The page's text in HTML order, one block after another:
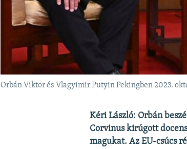
Orbán Viktor és Vlagyimir Putyin Pekingben 2023.
Kéri László: Orbán
Corvinus kirúgott
magukat. Az EU-csúcs